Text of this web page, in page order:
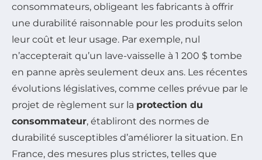
consommateurs, obligeant les fabricants à offrir
une durabilité raisonnable pour les produits selon
leur coût et leur usage. Par exemple, nul
n’accepterait qu’un lave-vaisselle à 1 200 $ tombe
en panne après seulement deux ans. Les récentes
évolutions législatives, comme celles prévue par le
projet de règlement sur la protection du
consommateur, établiront des normes de
durabilité susceptibles d’améliorer la situation. En
France, des mesures plus strictes, telles que